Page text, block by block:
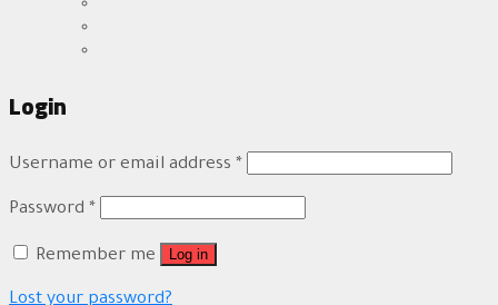
Login
Username or email address *
Password *
Remember me Log in
Lost your password?